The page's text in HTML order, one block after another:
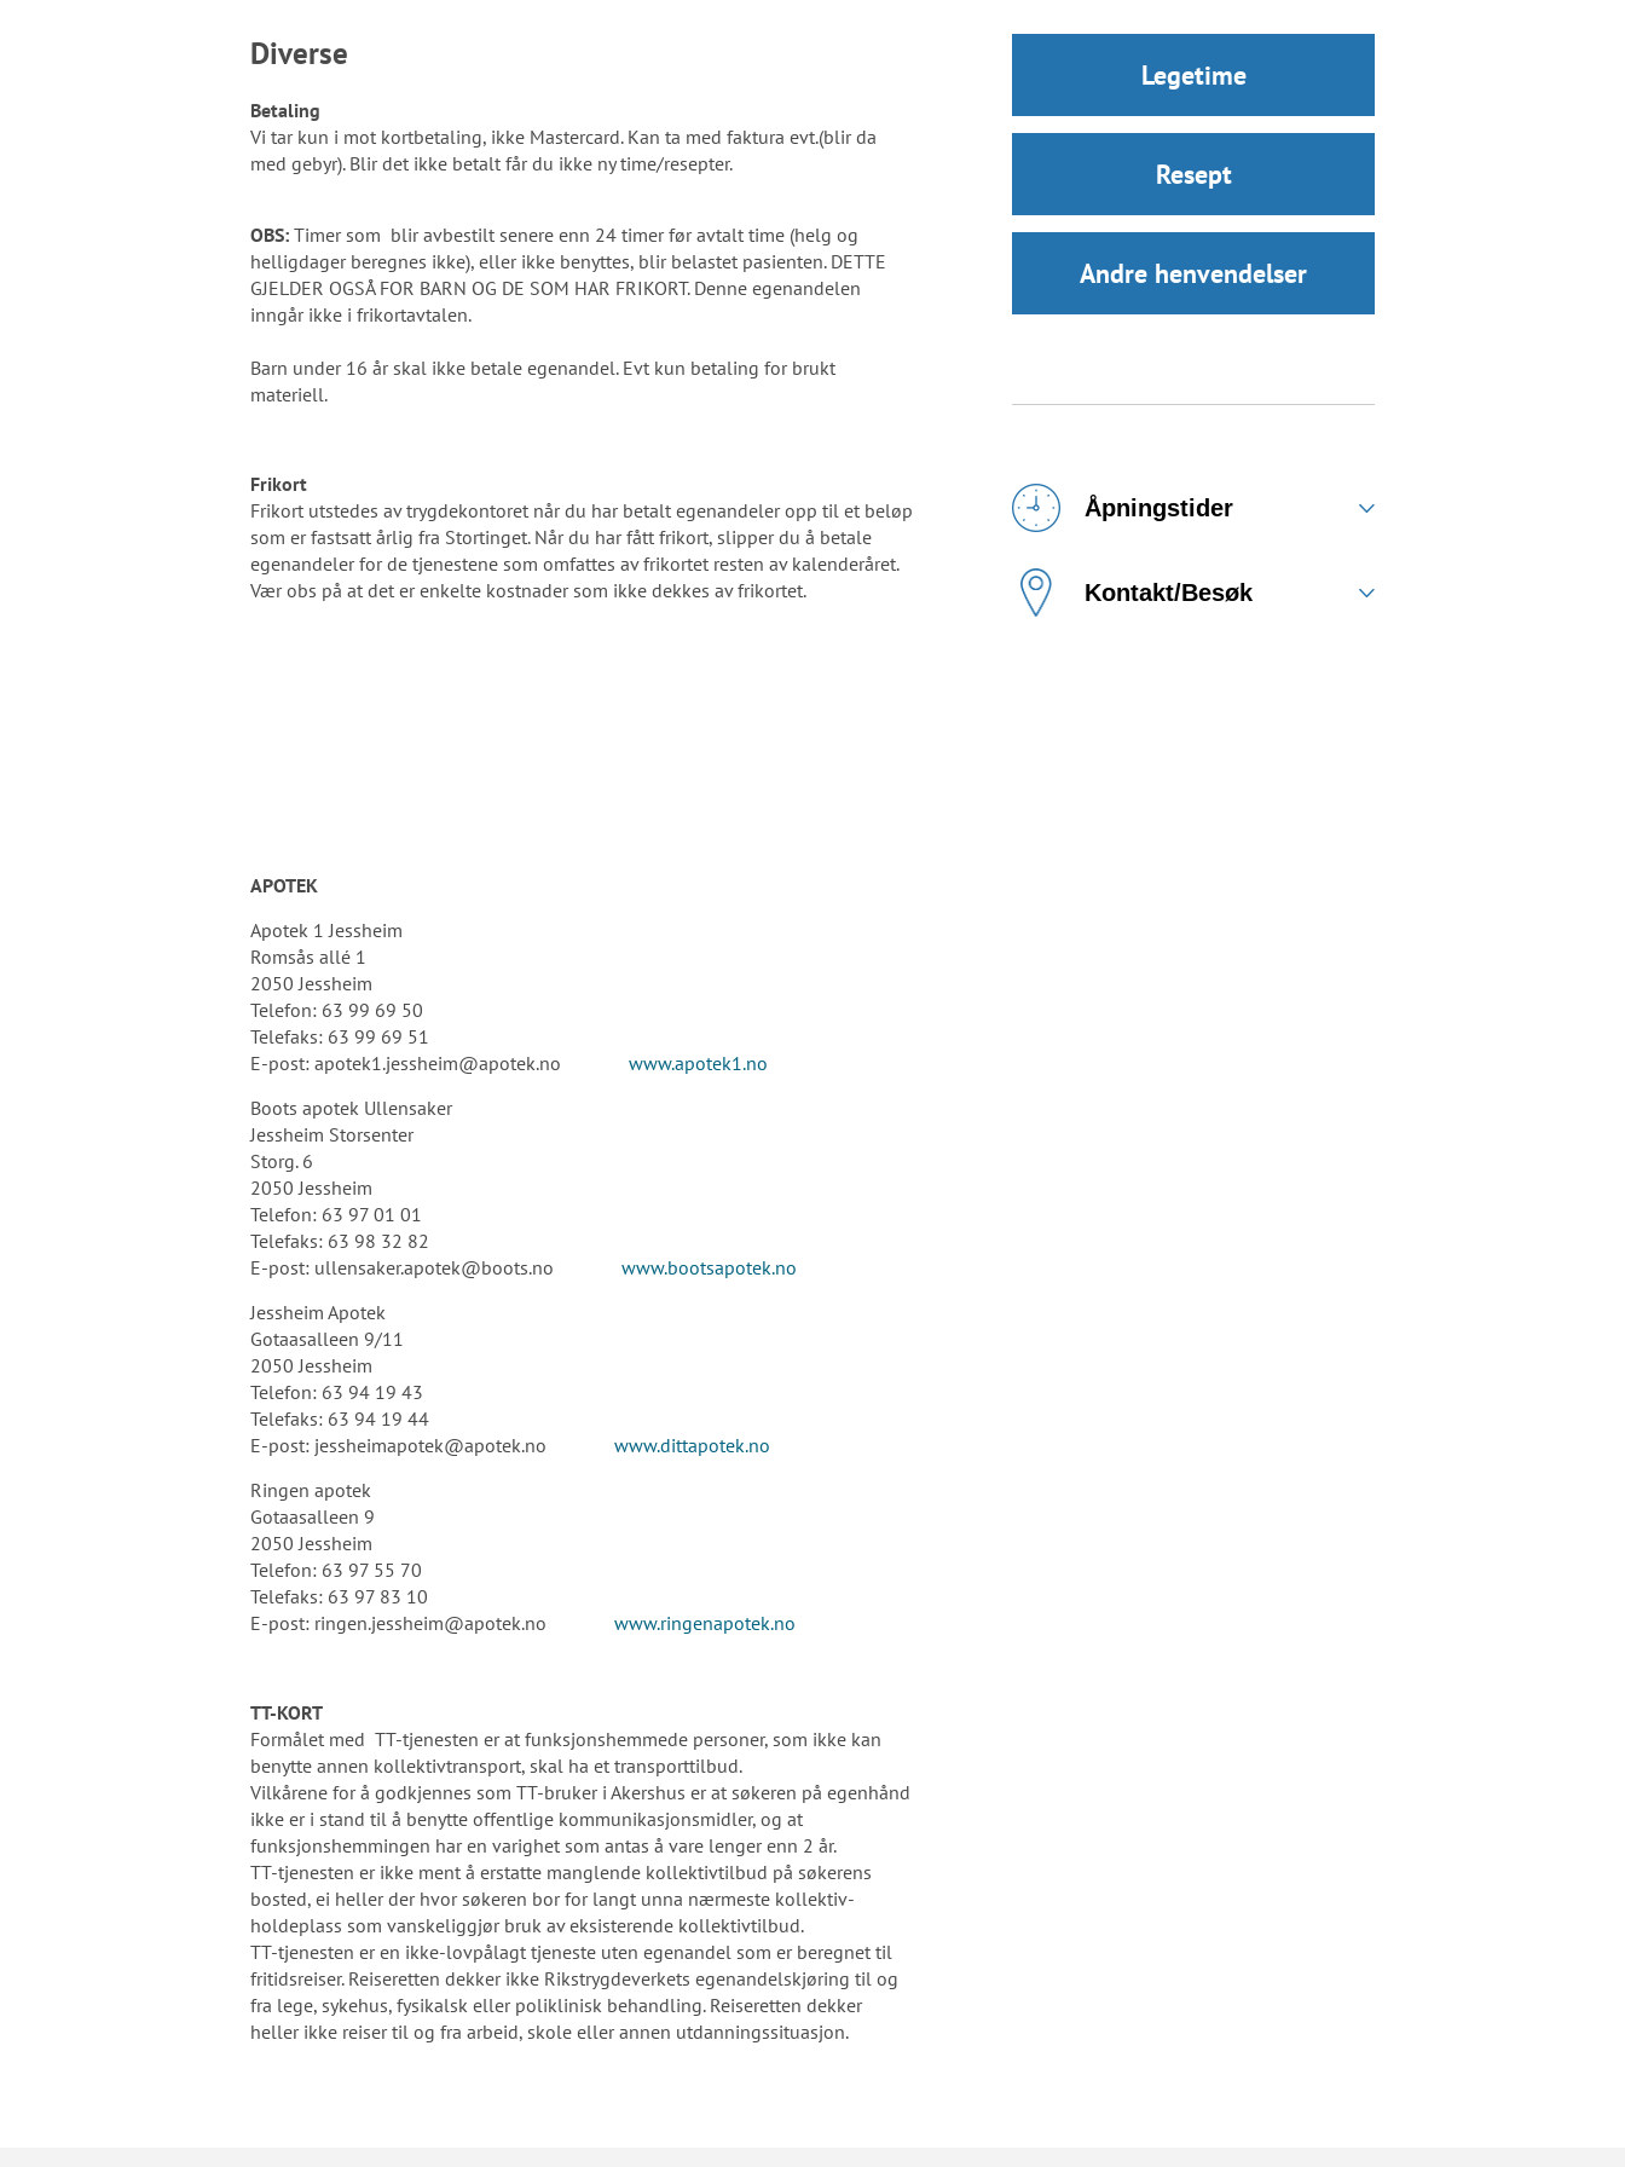
Legetime
Resept
Andre henvendelser
Åpningstider
Kontakt/Besøk
Diverse
Betaling
Vi tar kun i mot kortbetaling, ikke Mastercard. Kan ta med faktura evt.(blir da
med gebyr). Blir det ikke betalt får du ikke ny time/resepter.
OBS: Timer som blir avbestilt senere enn 24 timer før avtalt time (helg og
helligdager beregnes ikke), eller ikke benyttes, blir belastet pasienten. DETTE
GJELDER OGSÅ FOR BARN OG DE SOM HAR FRIKORT. Denne egenandelen
inngår ikke i frikortavtalen.
Barn under 16 år skal ikke betale egenandel. Evt kun betaling for brukt
materiell.
Frikort
Frikort utstedes av trygdekontoret når du har betalt egenandeler opp til et beløp
som er fastsatt årlig fra Stortinget. Når du har fått frikort, slipper du å betale
egenandeler for de tjenestene som omfattes av frikortet resten av kalenderåret.
Vær obs på at det er enkelte kostnader som ikke dekkes av frikortet.
APOTEK
Apotek 1 Jessheim
Romsås allé 1
2050 Jessheim
Telefon: 63 99 69 50
Telefaks: 63 99 69 51
E-post: apotek1.jessheim@apotek.no www.apotek1.no
Boots apotek Ullensaker
Jessheim Storsenter
Storg. 6
2050 Jessheim
Telefon: 63 97 01 01
Telefaks: 63 98 32 82
E-post: ullensaker.apotek@boots.no www.bootsapotek.no
Jessheim Apotek
Gotaasalleen 9/11
2050 Jessheim
Telefon: 63 94 19 43
Telefaks: 63 94 19 44
E-post: jessheimapotek@apotek.no www.dittapotek.no
Ringen apotek
Gotaasalleen 9
2050 Jessheim
Telefon: 63 97 55 70
Telefaks: 63 97 83 10
E-post: ringen.jessheim@apotek.no www.ringenapotek.no
TT-KORT
Formålet med TT-tjenesten er at funksjonshemmede personer, som ikke kan
benytte annen kollektivtransport, skal ha et transporttilbud.
Vilkårene for å godkjennes som TT-bruker i Akershus er at søkeren på egenhånd
ikke er i stand til å benytte offentlige kommunikasjonsmidler, og at
funksjonshemmingen har en varighet som antas å vare lenger enn 2 år.
TT-tjenesten er ikke ment å erstatte manglende kollektivtilbud på søkerens
bosted, ei heller der hvor søkeren bor for langt unna nærmeste kollektiv-
holdeplass som vanskeliggjør bruk av eksisterende kollektivtilbud.
TT-tjenesten er en ikke-lovpålagt tjeneste uten egenandel som er beregnet til
fritidsreiser. Reiseretten dekker ikke Rikstrygdeverkets egenandelskjøring til og
fra lege, sykehus, fysikalsk eller poliklinisk behandling. Reiseretten dekker
heller ikke reiser til og fra arbeid, skole eller annen utdanningssituasjon.